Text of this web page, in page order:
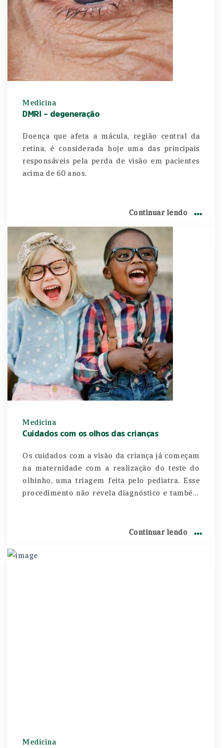
Medicina
DMRI – degeneração
Doença que afeta a mácula, região central da
retina, é considerada hoje uma das principais
responsáveis pela perda de visão em pacientes
acima de 60 anos.
Continuar lendo
Medicina
Cuidados com os olhos das crianças
Os cuidados com a visão da criança já começam
na maternidade com a realização do teste do
olhinho, uma triagem feita pelo pediatra. Esse
procedimento não revela diagnóstico e também
Continuar lendo
Medicina